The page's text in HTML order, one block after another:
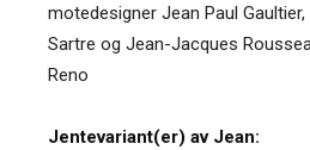
motedesigner Jean Paul
Sartre og Jean-Jacques
Reno
Jentevariant(er) av Jean: